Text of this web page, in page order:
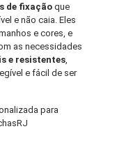
de fixação que
e não caia. Eles
e cores, e
as necessidades
e resistentes,
e fácil de ser
para